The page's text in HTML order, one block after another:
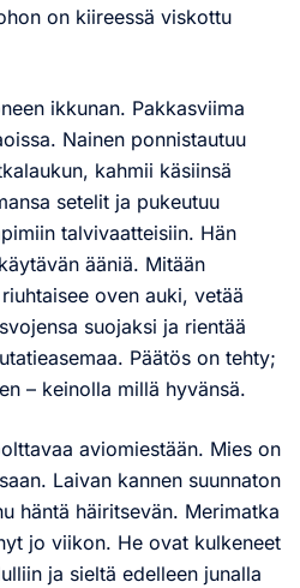
on kiireessä viskottu
ikkunan. Pakkasviima
Nainen ponnistautuu
kahmii käsiinsä
setelit ja pukeutuu
talvivaatteisiin. Hän
ääniä. Mitään
oven auki, vetää
suojaksi ja rientää
Päätös on tehty;
– keinolla millä hyvänsä.
aviomiestään. Mies on
Laivan kannen suunnaton
häntä häiritsevän. Merimatka
jo viikon. He ovat kulkeneet
ja sieltä edelleen junalla